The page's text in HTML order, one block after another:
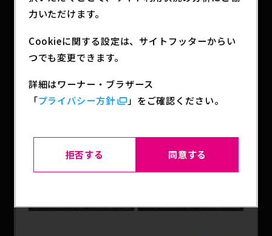
力いただけます。
Cookieに関する設定は、サイトフッターからい
つでも変更できます。
詳細はワーナー・ブラザース
「プライバシー方針 」をご確認ください。
拒否する 同意する